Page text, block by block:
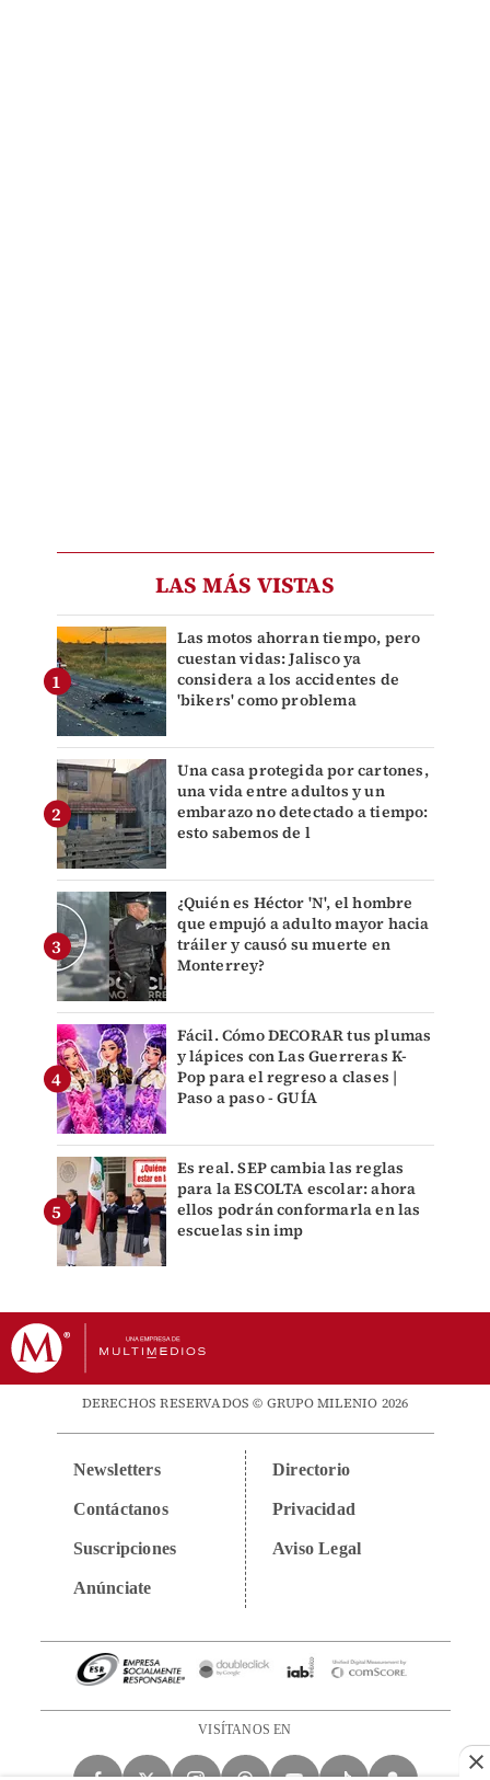
LAS MÁS VISTAS
Las motos ahorran tiempo, pero
cuestan vidas: Jalisco ya
considera a los accidentes de
'bikers' como problema
Una casa protegida por cartones,
una vida entre adultos y un
embarazo no detectado a tiempo:
esto sabemos de l
¿Quién es Héctor 'N', el hombre
que empujó a adulto mayor hacia
tráiler y causó su muerte en
Monterrey?
Fácil. Cómo DECORAR tus plumas
y lápices con Las Guerreras K-
Pop para el regreso a clases |
Paso a paso - GUÍA
Es real. SEP cambia las reglas
para la ESCOLTA escolar: ahora
ellos podrán conformarla en las
escuelas sin imp
DERECHOS RESERVADOS © GRUPO MILENIO 2026
Newsletters
Contáctanos
Suscripciones
Anúnciate
Directorio
Privacidad
Aviso Legal
VISÍTANOS EN